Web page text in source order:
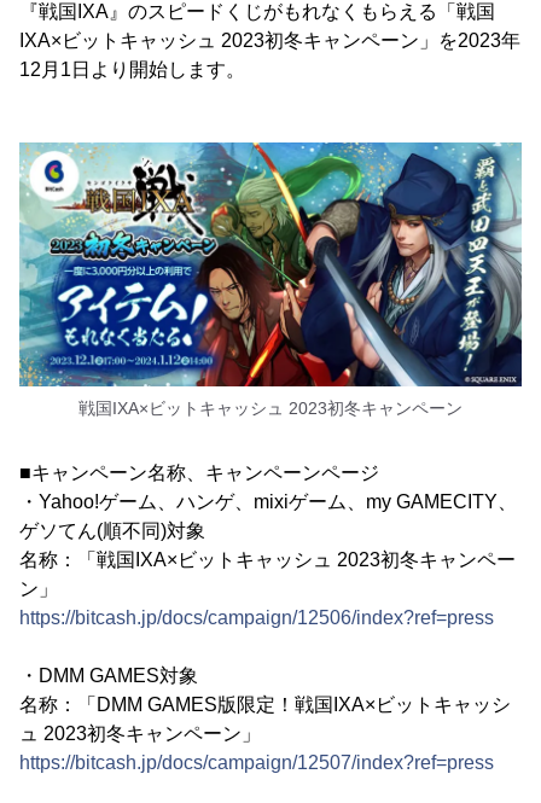
『戦国IXA』のスピードくじがもれなくもらえる「戦国
IXA×ビットキャッシュ 2023初冬キャンペーン」を2023年
12月1日より開始します。
戦国IXA×ビットキャッシュ 2023初冬キャンペーン
■キャンペーン名称、キャンペーンページ
・Yahoo!ゲーム、ハンゲ、mixiゲーム、my GAMECITY、
ゲソてん(順不同)対象
名称：「戦国IXA×ビットキャッシュ 2023初冬キャンペー
ン」
https://bitcash.jp/docs/campaign/12506/index?ref=press
・DMM GAMES対象
名称：「DMM GAMES版限定！戦国IXA×ビットキャッシ
ュ 2023初冬キャンペーン」
https://bitcash.jp/docs/campaign/12507/index?ref=press